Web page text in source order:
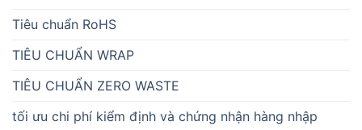
Tiêu chuẩn RoHS
TIÊU CHUẨN WRAP
TIÊU CHUẨN ZERO WASTE
tối ưu chi phí kiểm định và chứng nhận hàng nhập